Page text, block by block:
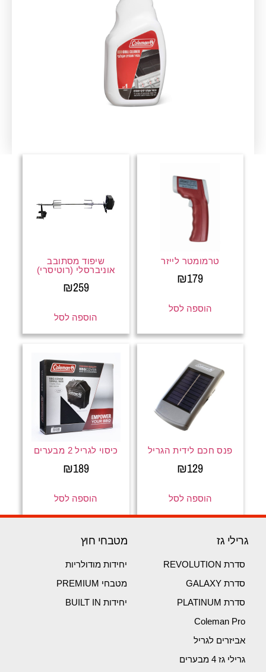
טרמומטר לייזר
₪179
הוספה לסל
שיפוד מסתובב
אוניברסלי (רוטיסרי)
₪259
הוספה לסל
פנס חכם לידית הגריל
₪129
הוספה לסל
כיסוי לגריל 2 מבערים
₪189
הוספה לסל
גרילי גז
סדרת REVOLUTION
סדרת GALAXY
סדרת PLATINUM
Coleman Pro
אביזרים לגריל
גרילי גז 4 מבערים
מטבחי חוץ
יחידות מודולריות
מטבחי PREMIUM
יחידות BUILT IN